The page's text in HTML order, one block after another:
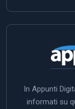
In Appunti
informati su